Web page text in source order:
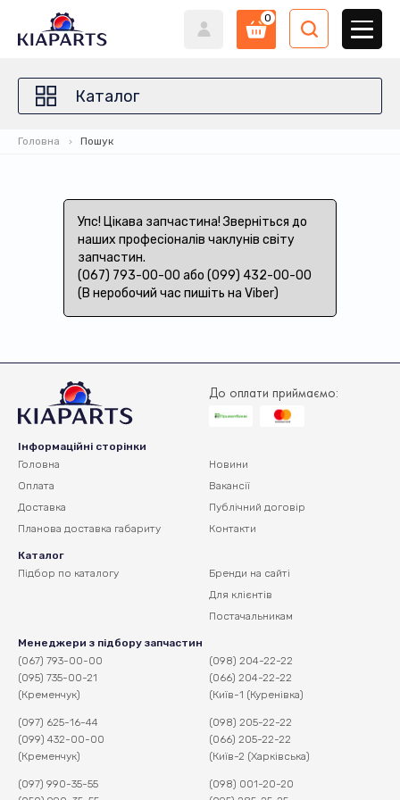
0
Каталог
Головна Пошук
Упс! Цікава запчастина! Зверніться до
наших професіоналів чаклунів світу
запчастин.
(067) 793-00-00 або (099) 432-00-00
(В неробочий час пишіть на Viber)
До оплати приймаємо:
Інформаційні сторінки
Головна
Оплата
Доставка
Планова доставка габариту
Новини
Вакансії
Публічний договір
Контакти
Каталог
Підбор по каталогу
Бренди на сайті
Для клієнтів
Постачальникам
Менеджери з підбору запчастин
(067) 793-00-00
(095) 735-00-21
(Кременчук)
(097) 625-16-44
(099) 432-00-00
(Кременчук)
(097) 990-35-55
(098) 204-22-22
(066) 204-22-22
(Київ-1 (Куренівка)
(098) 205-22-22
(066) 205-22-22
(Київ-2 (Харківська)
(098) 001-20-20